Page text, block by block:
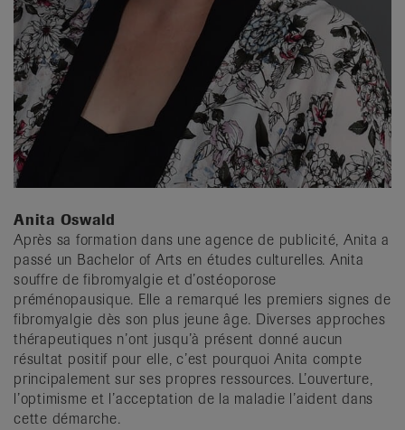
Anita Oswald
Après sa formation dans une agence de publicité, Anita a
passé un Bachelor of Arts en études culturelles. Anita
souffre de fibromyalgie et d’ostéoporose
préménopausique. Elle a remarqué les premiers signes de
fibromyalgie dès son plus jeune âge. Diverses approches
thérapeutiques n’ont jusqu’à présent donné aucun
résultat positif pour elle, c’est pourquoi Anita compte
principalement sur ses propres ressources. L’ouverture,
l’optimisme et l’acceptation de la maladie l’aident dans
cette démarche.